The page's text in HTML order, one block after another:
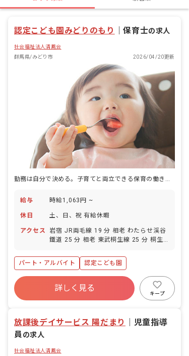
認定こども園みどりのもり ｜保育士の求人
社会福祉法人清鳳会
群馬県/みどり市
2026/04/20更新
勤務は自分で決める。子育てと両立できる保育の働き方がここにある。
給与 時給1,063円 ~
休日 土、日、祝 有給休暇
アクセス
岩宿 JR両毛線 19 分 相老 わたらせ渓谷
鐵道 25 分 相老 東武桐生線 25 分 桐生
パート・アルバイト
認定こども園
詳しく見る
キープ
放課後デイサービス 陽だまり
児童指導
員の求人
社会福祉法人清鳳会